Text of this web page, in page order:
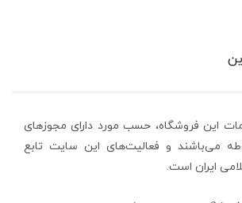
اين فروشگاه، حسب مورد دارای مجوزهای
می‌باشند و فعاليت‌های اين سايت تابع
ایران است.